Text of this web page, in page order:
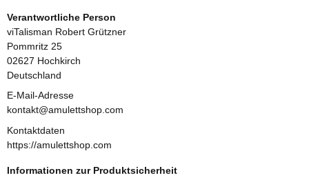
Verantwortliche Person
viTalisman Robert Grützner
Pommritz 25
02627 Hochkirch
Deutschland
E-Mail-Adresse
kontakt@amulettshop.com
Kontaktdaten
https://amulettshop.com
Informationen zur Produktsicherheit